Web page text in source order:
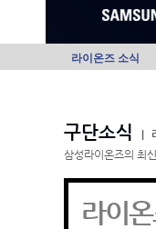
라이온즈 소식
구단소식
삼성라이온즈의 최
라이